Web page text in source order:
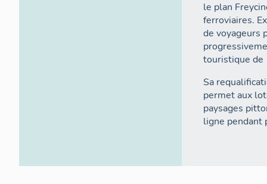
le plan
ferroviaires.
de voyageurs
touristique
Sa
permet aux
paysages
ligne pendant